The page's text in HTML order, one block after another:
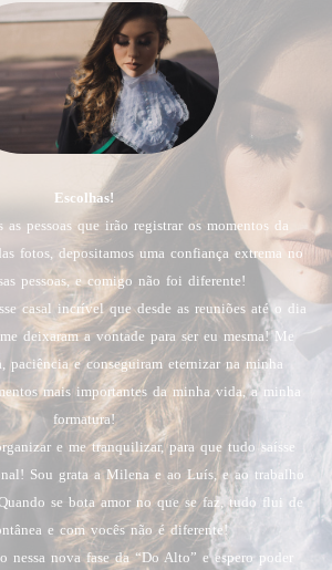
Escolhas!
as pessoas que irão registrar os momentos da
fotos, depositamos uma confiança extrema no
pessoas, e comigo não foi diferente!
casal incrível que desde as reuniões até o dia
deixaram a vontade para ser eu mesma! Me
paciência e conseguiram eternizar na minha
mais importantes da minha vida, a minha
formatura!
e me tranquilizar, para que tudo saísse
Sou grata a Milena e ao Luís, e ao trabalho
se bota amor no que se faz, tudo flui de
e com vocês não é diferente!
nessa nova fase da “Do Alto” e espero poder